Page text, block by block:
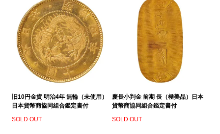
旧10円金貨 明治4年 無輪（未使用）
日本貨幣商協同組合鑑定書付
SOLD OUT
慶長小判金 前期 長（極美品）日本
貨幣商協同組合鑑定書付
SOLD OUT